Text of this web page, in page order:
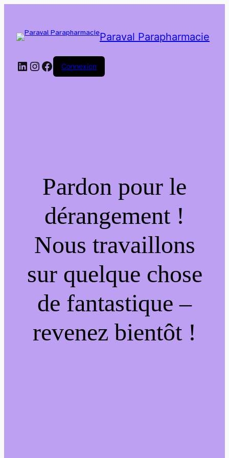
Paraval Parapharmacie
LinkedIn
Instagram
Facebook
Connexion
Pardon pour le
dérangement !
Nous travaillons
sur quelque chose
de fantastique –
revenez bientôt !